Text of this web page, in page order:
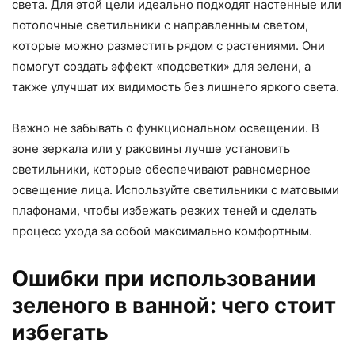
света. Для этой цели идеально подходят настенные или
потолочные светильники с направленным светом,
которые можно разместить рядом с растениями. Они
помогут создать эффект «подсветки» для зелени, а
также улучшат их видимость без лишнего яркого света.
Важно не забывать о функциональном освещении. В
зоне зеркала или у раковины лучше установить
светильники, которые обеспечивают равномерное
освещение лица. Используйте светильники с матовыми
плафонами, чтобы избежать резких теней и сделать
процесс ухода за собой максимально комфортным.
Ошибки при использовании
зеленого в ванной: чего стоит
избегать